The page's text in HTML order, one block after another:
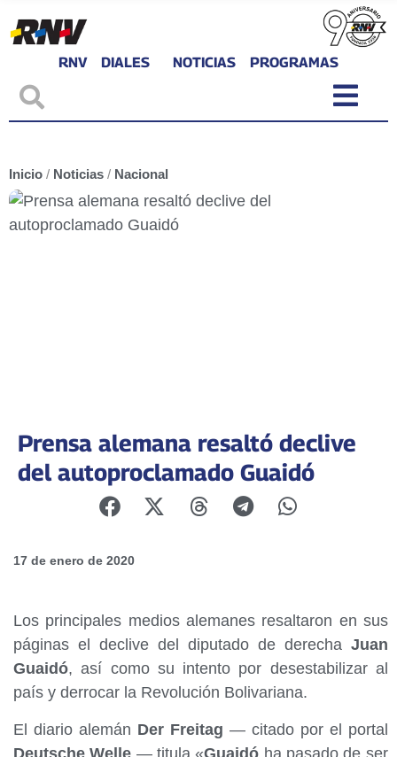
RNV DIALES NOTICIAS PROGRAMAS
Inicio / Noticias / Nacional
Prensa alemana resaltó declive
del autoproclamado Guaidó
17 de enero de 2020
Los principales medios alemanes resaltaron en sus
páginas el declive del diputado de derecha Juan
Guaidó, así como su intento por desestabilizar al
país y derrocar la Revolución Bolivariana.
El diario alemán Der Freitag — citado por el portal
Deutsche Welle — titula «Guaidó ha pasado de ser